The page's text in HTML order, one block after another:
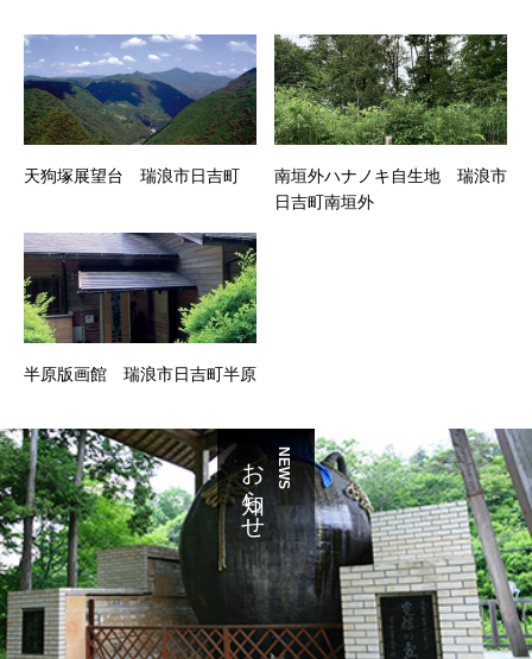
天狗塚展望台 瑞浪市日吉町
南垣外ハナノキ自生地 瑞浪市
日吉町南垣外
半原版画館 瑞浪市日吉町半原
NEWS
お知らせ